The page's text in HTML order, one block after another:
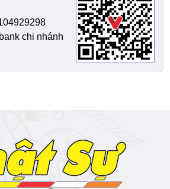
chi nhánh